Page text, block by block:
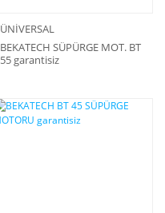
ÜNİVERSAL
BEKATECH SÜPÜRGE MOT. BT
55 garantisiz